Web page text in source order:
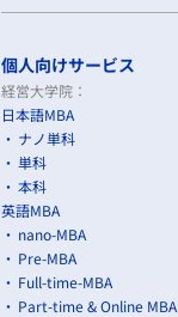
個人向けサービス
経営大学院：
日本語MBA
ナノ単科
単科
本科
英語MBA
nano-MBA
Pre-MBA
Full-time-MBA
Part-time & Online MBA